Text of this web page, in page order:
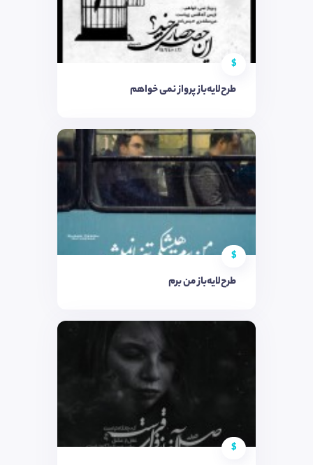
$
طرح‌لایه‌باز پرواز نمی خواهم
$
طرح‌لایه‌باز من برم
$